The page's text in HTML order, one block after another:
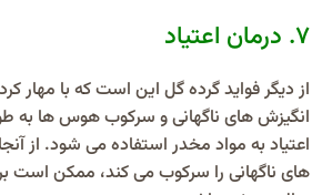
۷. درمان اعتیاد
از دیگر فواید گرده گل این است که با مهار
انگیزش های ناگهانی و سرکوب هوس ها به
اعتیاد به مواد مخدر استفاده می شود. از
های ناگهانی را سرکوب می کند، ممکن است